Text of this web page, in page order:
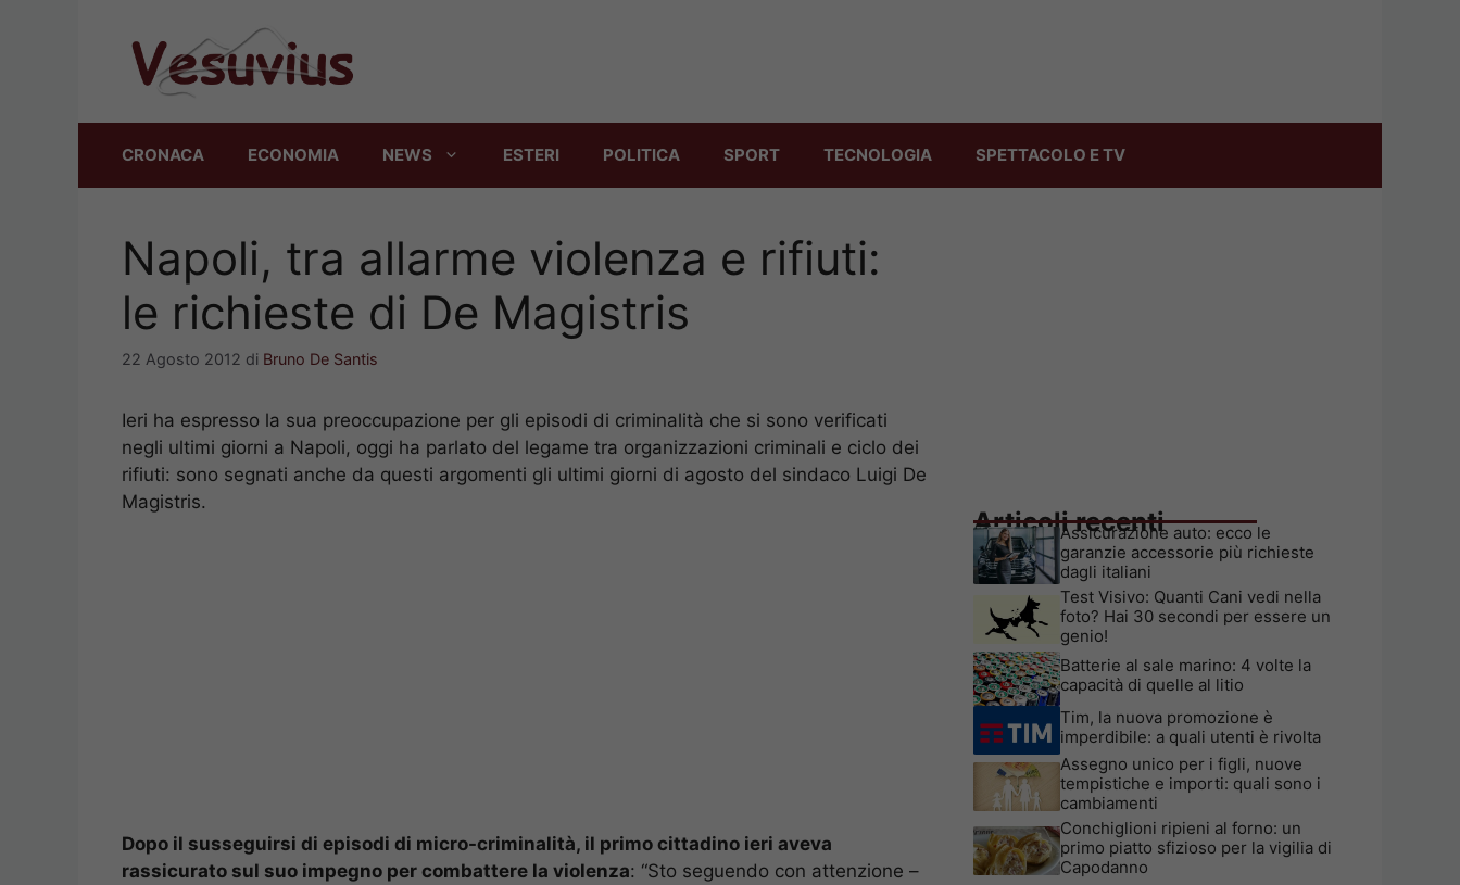
CRONACA ECONOMIA NEWS ESTERI POLITICA SPORT TECNOLOGIA SPETTACOLO E TV
Napoli, tra allarme violenza e rifiuti:
le richieste di De Magistris
22 Agosto 2012 di Bruno De Santis
Ieri ha espresso la sua preoccupazione per gli episodi di criminalità che si sono verificati
negli ultimi giorni a Napoli, oggi ha parlato del legame tra organizzazioni criminali e ciclo dei
rifiuti: sono segnati anche da questi argomenti gli ultimi giorni di agosto del sindaco Luigi De
Magistris.
Dopo il susseguirsi di episodi di micro-criminalità, il primo cittadino ieri aveva
rassicurato sul suo impegno per combattere la violenza: “Sto seguendo con attenzione –
Articoli recenti
Assicurazione auto: ecco le
garanzie accessorie più richieste
dagli italiani
Test Visivo: Quanti Cani vedi nella
foto? Hai 30 secondi per essere un
genio!
Batterie al sale marino: 4 volte la
capacità di quelle al litio
Tim, la nuova promozione è
imperdibile: a quali utenti è rivolta
Assegno unico per i figli, nuove
tempistiche e importi: quali sono i
cambiamenti
Conchiglioni ripieni al forno: un
primo piatto sfizioso per la vigilia di
Capodanno